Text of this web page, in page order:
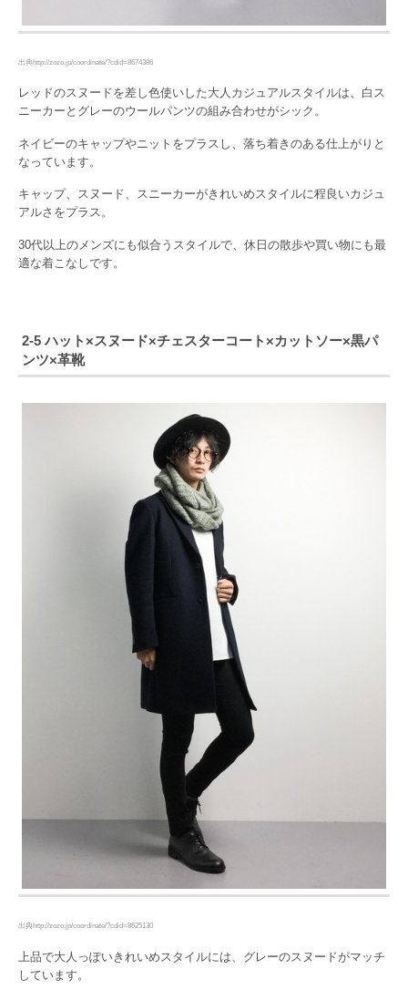
出典http://zozo.jp/coordinate/?cdid=8674386
レッドのスヌードを差し色使いした大人カジュアルスタイルは、白ス
ニーカーとグレーのウールパンツの組み合わせがシック。
ネイビーのキャップやニットをプラスし、落ち着きのある仕上がりと
なっています。
キャップ、スヌード、スニーカーがきれいめスタイルに程良いカジュ
アルさをプラス。
30代以上のメンズにも似合うスタイルで、休日の散歩や買い物にも最
適な着こなしです。
2-5 ハット×スヌード×チェスターコート×カットソー×黒パ
ンツ×革靴
出典http://zozo.jp/coordinate/?cdid=8625130
上品で大人っぽいきれいめスタイルには、グレーのスヌードがマッチ
しています。